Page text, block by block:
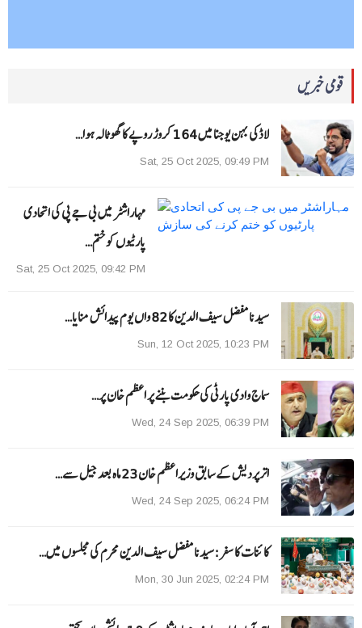
قومی خبریں
لاڈکی بہن یوجنا میں 164 کروڑ روپے کا گھوٹالہ ہوا…
Sat, 25 Oct 2025, 09:49 PM
مہاراشٹر میں بی جے پی کی اتحادی
پارٹیوں کو ختم…
Sat, 25 Oct 2025, 09:42 PM
سیدنا مفضل سیف الدین کا 82 واں یوم پیدائش منایا…
Sun, 12 Oct 2025, 10:23 PM
سماج وادی پارٹی کی حکومت بننے پر اعظم خان پر…
Wed, 24 Sep 2025, 06:39 PM
اترپردیش کے سابق وزیراعظم خان 23 ماہ بعد جیل سے…
Wed, 24 Sep 2025, 06:24 PM
کائنات کا سفر:سیدنا مفضل سیف الدین محرم کی مجلسوں میں…
Mon, 30 Jun 2025, 02:24 PM